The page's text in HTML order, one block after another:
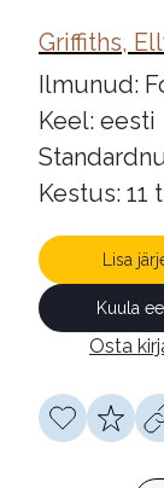
Griffiths,
Ilmunud:
Keel: eesti
Kestus: 11
Lisa
Kuula
Osta